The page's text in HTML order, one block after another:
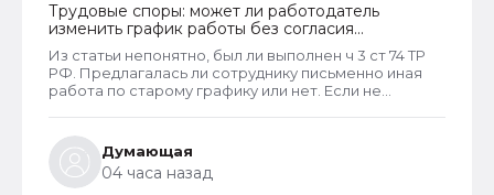
Трудовые споры: может ли работодатель
изменить график работы без согласия
сотрудника
Из статьи непонятно, был ли выполнен ч 3 ст 74 ТР
РФ. Предлагалась ли сотруднику письменно иная
работа по старому графику или нет. Если не
выплатой всех положенных ему компенсаций при
таком виде увольнения (не по собственному
желанию или соглашению сторон).
Думающая
04 часа назад